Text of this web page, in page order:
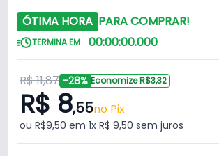
ÓTIMA HORA PARA COMPRAR!
TERMINA EM 00:00:00.000
R$ 11,87 -28% Economize R$3,32
R$ 8,55no Pix
ou R$9,50 em 1x R$ 9,50 sem juros